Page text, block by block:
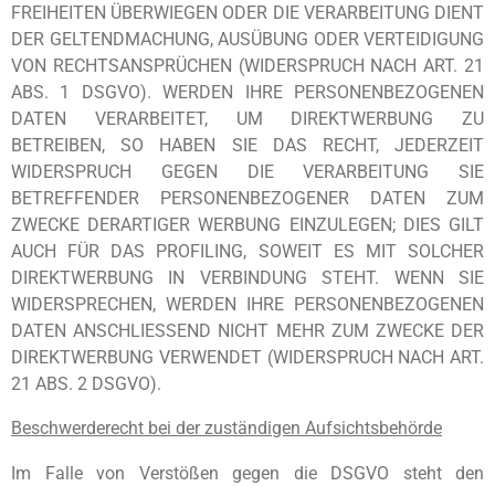
FREIHEITEN ÜBERWIEGEN ODER DIE VERARBEITUNG DIENT
DER GELTENDMACHUNG, AUSÜBUNG ODER VERTEIDIGUNG
VON RECHTSANSPRÜCHEN (WIDERSPRUCH NACH ART. 21
ABS. 1 DSGVO). WERDEN IHRE PERSONENBEZOGENEN
DATEN VERARBEITET, UM DIREKTWERBUNG ZU
BETREIBEN, SO HABEN SIE DAS RECHT, JEDERZEIT
WIDERSPRUCH GEGEN DIE VERARBEITUNG SIE
BETREFFENDER PERSONENBEZOGENER DATEN ZUM
ZWECKE DERARTIGER WERBUNG EINZULEGEN; DIES GILT
AUCH FÜR DAS PROFILING, SOWEIT ES MIT SOLCHER
DIREKTWERBUNG IN VERBINDUNG STEHT. WENN SIE
WIDERSPRECHEN, WERDEN IHRE PERSONENBEZOGENEN
DATEN ANSCHLIESSEND NICHT MEHR ZUM ZWECKE DER
DIREKTWERBUNG VERWENDET (WIDERSPRUCH NACH ART.
21 ABS. 2 DSGVO).
Beschwerderecht bei der zuständigen Aufsichtsbehörde
Im Falle von Verstößen gegen die DSGVO steht den